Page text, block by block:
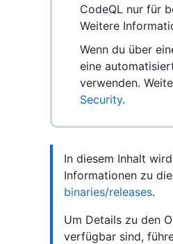
CodeQL nur für
Weitere
Wenn du über
eine
verwenden.
Security.
In diesem Inhalt
Informationen zu
binaries/releases.
Um Details zu den
verfügbar sind,